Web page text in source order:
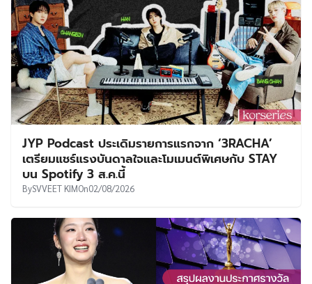
JYP Podcast ประเดิมรายการแรกจาก ‘3RACHA’
เตรียมแชร์แรงบันดาลใจและโมเมนต์พิเศษกับ STAY
บน Spotify 3 ส.ค.นี้
BySVVEET KIMOn02/08/2026